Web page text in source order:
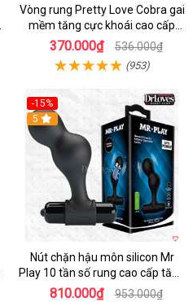
Vòng rung Pretty Love Cobra gai
mềm tăng cực khoái cao cấp
chính hãng
370.000₫ 536.000₫
(953)
-15%
Hot
5
Nút chặn hậu môn silicon Mr
Play 10 tần số rung cao cấp tăng
khoái cảm
810.000₫ 953.000₫